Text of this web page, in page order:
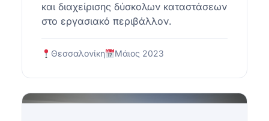
και διαχείρισης δύσκολων καταστάσεων
στο εργασιακό περιβάλλον.
Θεσσαλονίκη Μάιος 2023